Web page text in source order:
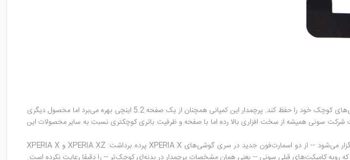
در روزگاری که گوشی‌های هوشمند بزرگ‌تر و بزرگ‌تر می‌شوند، سونی تصمیم گرفته تا همچنان دیوایس‌های کوچک خود را حفظ کند. پرچمدار این کمپانی همچنان از یک صفحه 5.2 اینچی بهره می‌برد اما محصول دیگری
سونی همیشه از سخت افزاری بالا رده اما با صفحه و ظرفیت باتری کوچکتری نسبت به سایر محصولات این
کمپانی سونی اخیرا در جریان نمایشگاه IFA 2016 -- که همه ساله در ماه سپتامبر در برلین آلمان برگزار می‌شود -- از دو اسمارت‌فون جدید در سری گوشی‌های XPERIA X پرده برداشت: XPERIA XZ و XPERIA X